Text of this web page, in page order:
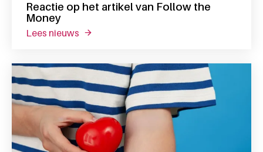
Reactie op het artikel van Follow the
Money
lees nieuws over reactie op het artikel van follow the